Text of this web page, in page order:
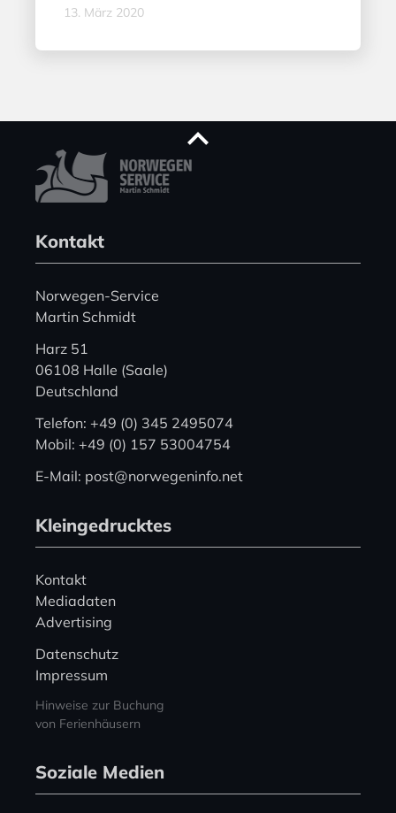
13. März 2020
Kontakt
Norwegen-Service
Martin Schmidt
Harz 51
06108 Halle (Saale)
Deutschland
Telefon: +49 (0) 345 2495074
Mobil: +49 (0) 157 53004754
E-Mail: post@norwegeninfo.net
Kleingedrucktes
Kontakt
Mediadaten
Advertising
Datenschutz
Impressum
Hinweise zur Buchung
von Ferienhäusern
Soziale Medien